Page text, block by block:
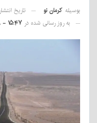
بوسیله کرمان نو تاریخ انتشار
به روز رسانی شده در ۱۵:۴۷ - ۱۹ خرداد ۱۳۹۹